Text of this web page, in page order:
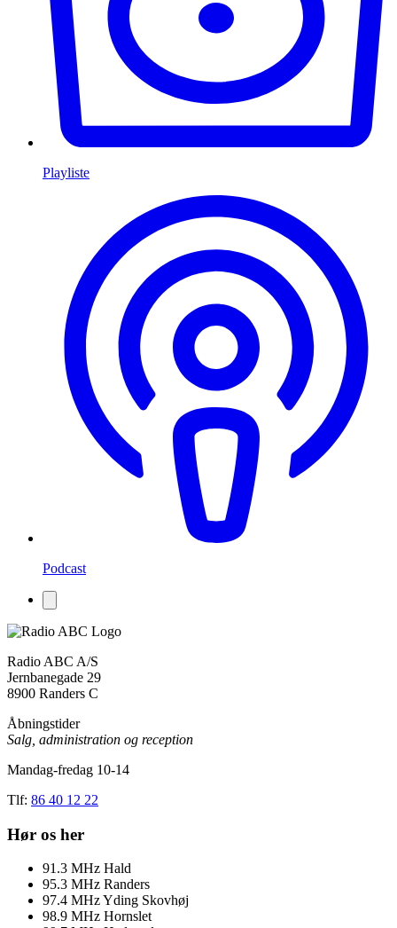
Playliste
Podcast
Radio ABC A/S
Jernbanegade 29
8900 Randers C
Åbningstider
Salg, administration og reception
Mandag-fredag 10-14
Tlf: 86 40 12 22
Hør os her
91.3 MHz Hald
95.3 MHz Randers
97.4 MHzYding Skovhøj
98.9 MHz Hornslet